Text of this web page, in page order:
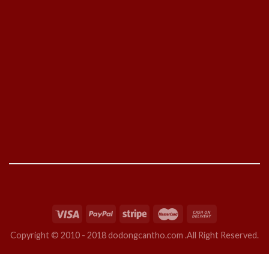
Copyright © 2010 - 2018 dodongcantho.com .All Right Reserved.